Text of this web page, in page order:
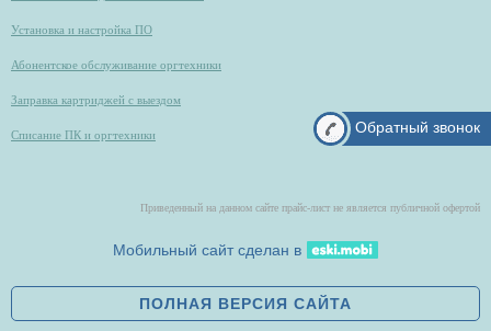
Обратный звонок
Установка и настройка ПО
Абонентское обслуживание оргтехники
Заправка картриджей с выездом
Списание ПК и оргтехники
Приведенный на данном сайте прайс-лист не является публичной офертой
Мобильный сайт сделан в
ПОЛНАЯ ВЕРСИЯ САЙТА